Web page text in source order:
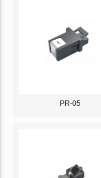
PR-05